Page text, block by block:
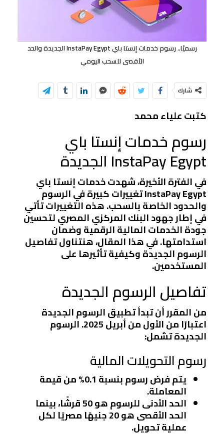
رسميًا.. رسوم خدمات إنستا باي InstaPay Egypt الجديدة والحد
الأقصى للسحب اليومي
شارك
كتبت علياء محمد
رسوم خدمات إنستا باي
InstaPay Egypt الجديدة
في الفترة الأخيرة، شهدت خدمات إنستا باي
InstaPay Egypt تغييرات كبيرة في الرسوم
والحدود الخاصة بالسحب. هذه التغييرات تأتي
في إطار جهود البنك المركزي المصري لتحسين
جودة الخدمات المالية الرقمية وضمان
استدامتها. في هذا المقال، هنتناول تفاصيل
الرسوم الجديدة وكيفية تأثيرها على
المستخدمين.
تفاصيل الرسوم الجديدة
من المقرر أن تبدأ تطبيق الرسوم الجديدة
اعتبارًا من الأول من أبريل 2025. الرسوم
الجديدة تشمل:
رسوم التحويلات المالية
يتم فرض رسوم بنسبة 0.1% من قيمة
المعاملة.
الحد الأدنى للرسوم هو 50 قرشًا، بينما
الحد الأقصى هو 20 جنيهًا مصريًا لكل
عملية تحويل.